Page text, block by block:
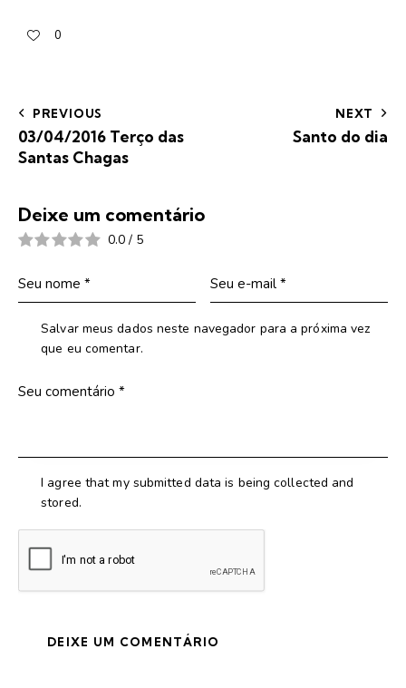
0
PREVIOUS
03/04/2016 Terço das
Santas Chagas
NEXT
Santo do dia
Deixe um comentário
0.0 / 5
Salvar meus dados neste navegador para a próxima vez
que eu comentar.
I agree that my submitted data is being collected and
stored.